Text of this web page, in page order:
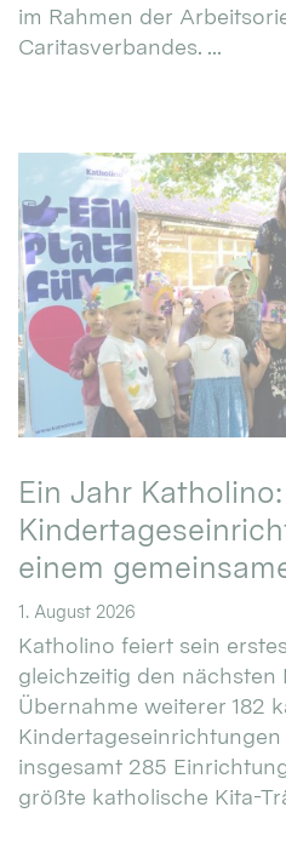
im Rahmen der
Caritasverbandes. ...
Ein Jahr
einem
1. August 2026
Katholino feiert sein
gleichzeitig den nächsten
Übernahme weiterer 182
insgesamt 285
größte katholische Kita-